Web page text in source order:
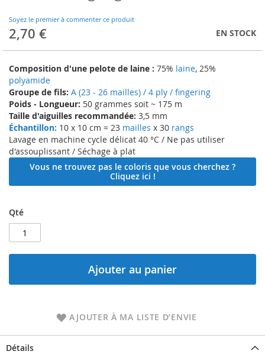
Soyez le premier à commenter ce produit
2,70 € EN STOCK
Composition d'une pelote de laine : 75% laine, 25%
polyamide
Groupe de fils: A (23 - 26 mailles) / 4 ply / fingering
Poids - Longueur: 50 grammes soit ~ 175 m
Taille d'aiguilles recommandée: 3,5 mm
Échantillon: 10 x 10 cm = 23 mailles x 30 rangs
Lavage en machine cycle délicat 40 °C / Ne pas utiliser
d'assouplissant / Séchage à plat
Vous ne trouvez pas le coloris que vous cherchez ?
Cliquez ici !
Qté
Ajouter au panier
AJOUTER À MA LISTE D’ENVIE
beginning
of
the
gallery
Détails